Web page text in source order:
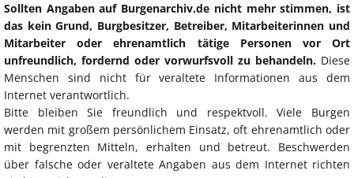
Sollten Angaben auf Burgenarchiv.de nicht mehr stimmen, ist
das kein Grund, Burgbesitzer, Betreiber, Mitarbeiterinnen und
Mitarbeiter oder ehrenamtlich tätige Personen vor Ort
unfreundlich, fordernd oder vorwurfsvoll zu behandeln. Diese
Menschen sind nicht für veraltete Informationen aus dem
Internet verantwortlich.
Bitte bleiben Sie freundlich und respektvoll. Viele Burgen
werden mit großem persönlichem Einsatz, oft ehrenamtlich oder
mit begrenzten Mitteln, erhalten und betreut. Beschwerden
über falsche oder veraltete Angaben aus dem Internet richten